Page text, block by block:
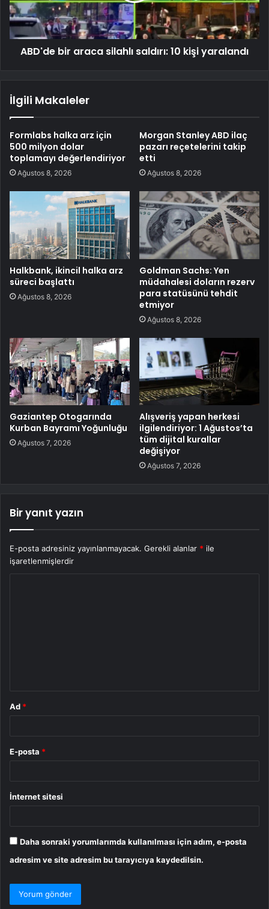
ABD'de bir araca silahlı saldırı: 10 kişi yaralandı
İlgili Makaleler
Formlabs halka arz için
500 milyon dolar
toplamayı değerlendiriyor
Ağustos 8, 2026
Morgan Stanley ABD ilaç
pazarı reçetelerini takip
etti
Ağustos 8, 2026
Halkbank, ikincil halka arz
süreci başlattı
Ağustos 8, 2026
Goldman Sachs: Yen
müdahalesi doların rezerv
para statüsünü tehdit
etmiyor
Ağustos 8, 2026
Gaziantep Otogarında
Kurban Bayramı Yoğunluğu
Ağustos 7, 2026
Alışveriş yapan herkesi
ilgilendiriyor: 1 Ağustos’ta
tüm dijital kurallar
değişiyor
Ağustos 7, 2026
Bir yanıt yazın
E-posta adresiniz yayınlanmayacak. Gerekli alanlar * ile
işaretlenmişlerdir
Ad *
E-posta *
İnternet sitesi
Daha sonraki yorumlarımda kullanılması için adım, e-posta
adresim ve site adresim bu tarayıcıya kaydedilsin.